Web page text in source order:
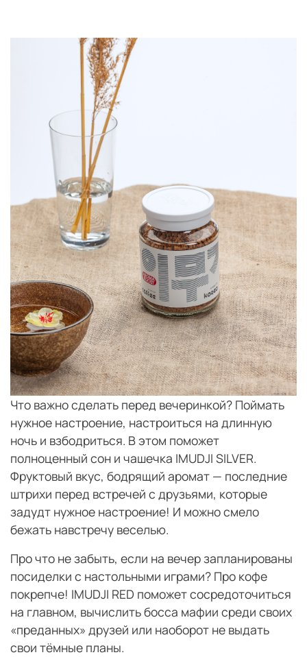
Что важно сделать перед вечеринкой? Поймать
нужное настроение, настроиться на длинную
ночь и взбодриться. В этом поможет
полноценный сон и чашечка IMUDJI SILVER.
Фруктовый вкус, бодрящий аромат — последние
штрихи перед встречей с друзьями, которые
задудт нужное настроение! И можно смело
бежать навстречу веселью.
Про что не забыть, если на вечер запланированы
посиделки с настольными играми? Про кофе
покрепче! IMUDJI RED поможет сосредоточиться
на главном, вычислить босса мафии среди своих
«преданных» друзей или наоборот не выдать
свои тёмные планы.